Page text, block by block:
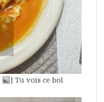
] Tu vois ce bol